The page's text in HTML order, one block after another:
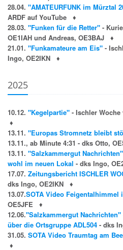
28.04. "AMATEURFUNK im Mürztal
ARDF auf YouTube
♦
28.03. "Funken für die Retter" -
OE1IAH und Andreas, OE3BAJ
♦
21.01. "Funkamateure am Eis" -
Ingo, OE2IKN
♦
2025
10.12. "Kegelpartie" - Ischler
♦
13.11. "Europas Stromnetz bleibt
13.11., ab Minute 4:31 - dks Otto,
13.11. "Salzkammergut
wohl im neuen Lokal - dks Ingo,
17.07. Zeitungsbericht ISCHLER
dks Ingo, OE2IKN
♦
13.07.SOTA Video Feigentalhimmel
OE5JFE
♦
12.06."Salzkammergut
über die Ortsgruppe ADL504 - dks
31.05. SOTA Video Traumtag am
♦